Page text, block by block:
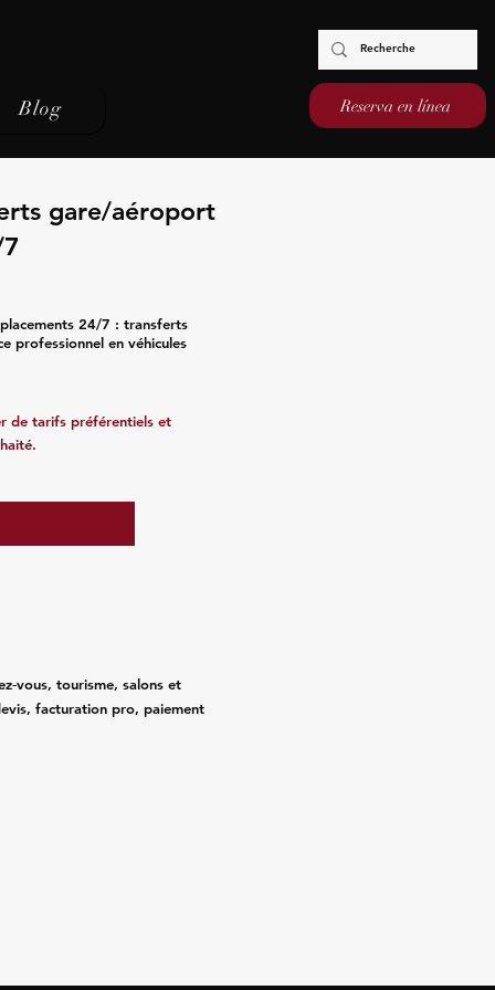
Blog Reserva en línea
gare/aéroport
24/7 : transferts
professionnel en véhicules
de tarifs préférentiels et
tourisme, salons et
facturation pro, paiement